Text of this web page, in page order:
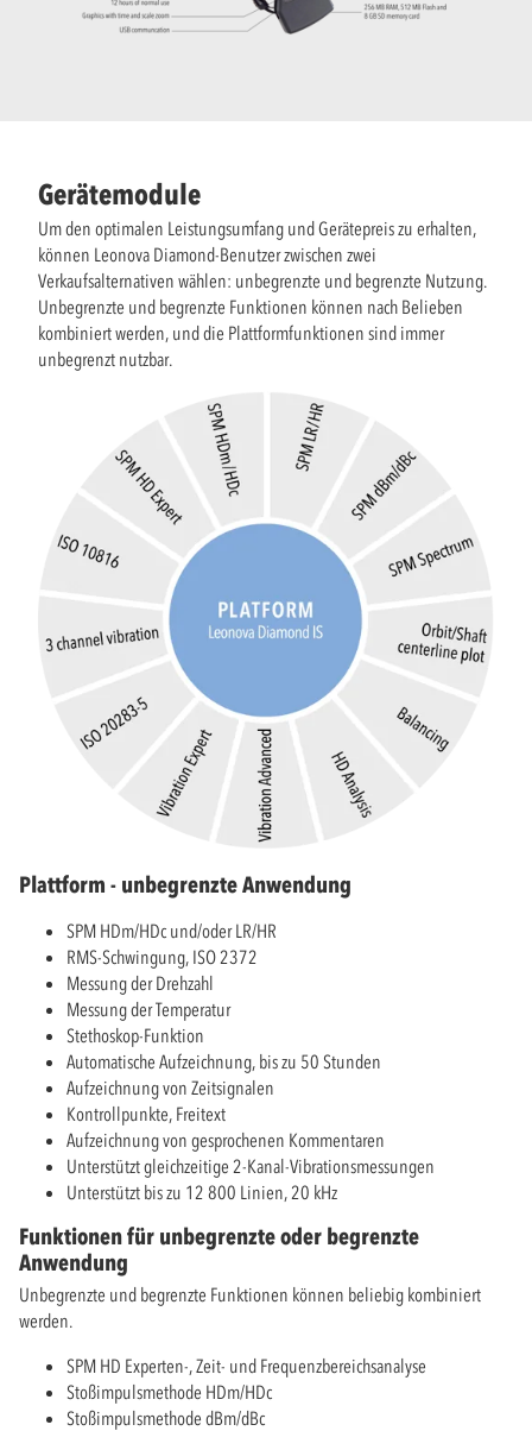
Gerätemodule
Um den optimalen Leistungsumfang und Gerätepreis zu erhalten,
können Leonova Diamond-Benutzer zwischen zwei
Verkaufsalternativen wählen: unbegrenzte und begrenzte Nutzung.
Unbegrenzte und begrenzte Funktionen können nach Belieben
kombiniert werden, und die Plattformfunktionen sind immer
unbegrenzt nutzbar.
Plattform - unbegrenzte Anwendung
SPM HDm/HDc und/oder LR/HR
RMS-Schwingung, ISO 2372
Messung der Drehzahl
Messung der Temperatur
Stethoskop-Funktion
Automatische Aufzeichnung, bis zu 50 Stunden
Aufzeichnung von Zeitsignalen
Kontrollpunkte, Freitext
Aufzeichnung von gesprochenen Kommentaren
Unterstützt gleichzeitige 2-Kanal-Vibrationsmessungen
Unterstützt bis zu 12 800 Linien, 20 kHz
Funktionen für unbegrenzte oder begrenzte
Anwendung
Unbegrenzte und begrenzte Funktionen können beliebig kombiniert
werden.
SPM HD Experten-, Zeit- und Frequenzbereichsanalyse
Stoßimpulsmethode HDm/HDc
Stoßimpulsmethode dBm/dBc